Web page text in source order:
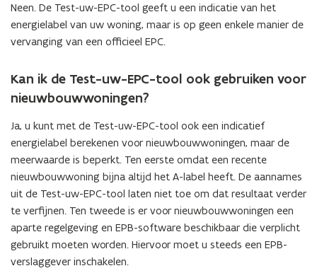
Neen. De Test-uw-EPC-tool geeft u een indicatie van het
energielabel van uw woning, maar is op geen enkele manier de
vervanging van een officieel EPC.
Kan ik de Test-uw-EPC-tool ook gebruiken voor
nieuwbouwwoningen?
Ja, u kunt met de Test-uw-EPC-tool ook een indicatief
energielabel berekenen voor nieuwbouwwoningen, maar de
meerwaarde is beperkt. Ten eerste omdat een recente
nieuwbouwwoning bijna altijd het A-label heeft. De aannames
uit de Test-uw-EPC-tool laten niet toe om dat resultaat verder
te verfijnen. Ten tweede is er voor nieuwbouwwoningen een
aparte regelgeving en EPB-software beschikbaar die verplicht
gebruikt moeten worden. Hiervoor moet u steeds een EPB-
verslaggever inschakelen.